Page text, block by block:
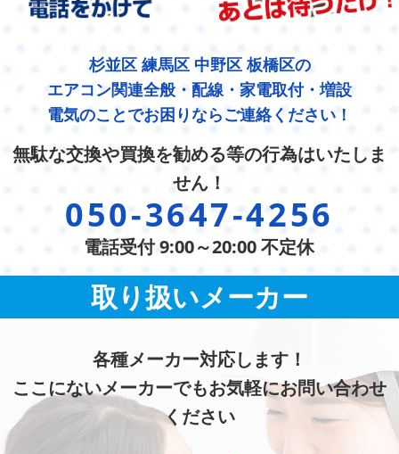
杉並区 練馬区 中野区 板橋区の
エアコン関連全般・配線・家電取付・増設
電気のことでお困りならご連絡ください！
無駄な交換や買換を勧める等の行為はいたしま
せん！
050-3647-4256
電話受付 9:00～20:00 不定休
取り扱いメーカー
各種メーカー対応します！
ここにないメーカーでもお気軽にお問い合わせ
ください